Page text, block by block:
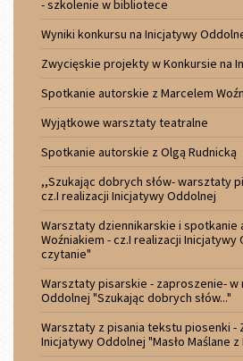
- szkolenie w bibliotece
Wyniki konkursu na Inicjatywy
Zwycięskie projekty w Konkursie na
Spotkanie autorskie z Marcelem
Wyjątkowe warsztaty teatralne
Spotkanie autorskie z Olgą Rudnicką
,,Szukając dobrych słów- warsztaty
cz.I realizacji Inicjatywy Oddolnej
Warsztaty dziennikarskie i spotkanie
Woźniakiem - cz.I realizacji Inicjatywy
czytanie"
Warsztaty pisarskie - zaproszenie- w
Oddolnej "Szukając dobrych słów..."
Warsztaty z pisania tekstu piosenki -
Inicjatywy Oddolnej "Masło Maślane